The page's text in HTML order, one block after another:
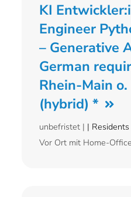
KI
Engineer
– Generative
German
Rhein-Main
(hybrid) *
unbefristet |
Vor Ort mit Home-
|